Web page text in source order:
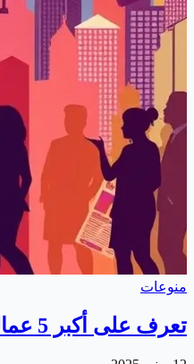
منوعات
تعرف على أكبر 5 عمالقة للإعلام في العالم